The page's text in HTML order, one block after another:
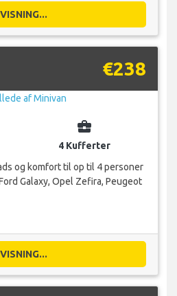
VISNING...
€238
business_center
4 Kufferter
og komfort til op til 4 personer
Galaxy, Opel Zefira, Peugeot
VISNING...